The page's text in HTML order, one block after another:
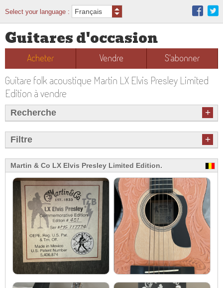
Select your language :
Guitares d'occasion
Acheter Vendre S'abonner
Guitare folk acoustique Martin LX Elvis Presley Limited
Edition à vendre
Recherche +
Filtre +
Martin & Co LX Elvis Presley Limited Edition.